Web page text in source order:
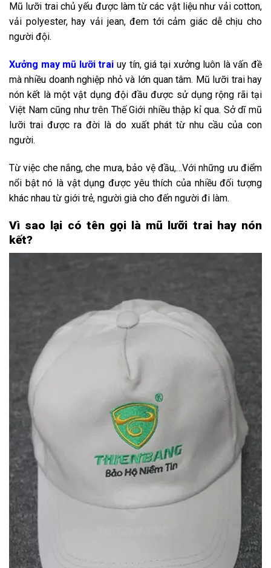
Mũ lưỡi trai chủ yếu được làm từ các vật liệu như vải cotton,
vải polyester, hay vải jean, đem tới cảm giác dễ chịu cho
người đội.
Xưởng may mũ lưỡi trai uy tín, giá tại xưởng luôn là vấn đề
mà nhiều doanh nghiệp nhỏ và lớn quan tâm. Mũ lưỡi trai hay
nón kết là một vật dụng đội đầu được sử dụng rộng rãi tại
Việt Nam cũng như trên Thế Giới nhiều thập kỉ qua. Sở dĩ mũ
lưỡi trai được ra đời là do xuất phát từ nhu cầu của con
người.
Từ việc che nắng, che mưa, bảo vệ đầu,…Với những ưu điểm
nổi bật nó là vật dụng được yêu thích của nhiều đối tượng
khác nhau từ giới trẻ, người già cho đến người đi làm.
Vì sao lại có tên gọi là mũ lưỡi trai hay nón
kết?